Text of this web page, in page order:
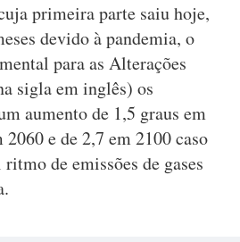
primeira parte saiu hoje,
devido à pandemia, o
para as Alterações
sigla em inglês) os
aumento de 1,5 graus em
e de 2,7 em 2100 caso
de emissões de gases